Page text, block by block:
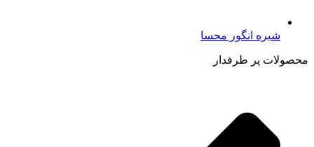
شیره انگور محسا
محصولات پر طرفدار